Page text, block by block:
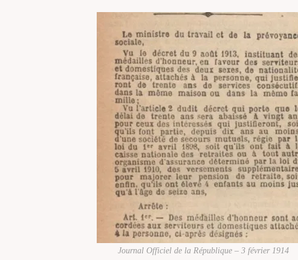
Journal Officiel de la République – 3 février 1914